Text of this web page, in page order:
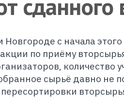
сданного
Новгороде с начала
по приёму
количество
сырьё давно не
пересортировки